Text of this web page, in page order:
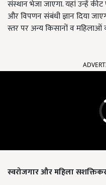
संस्थान भेजा जाएगा. यहां उन्हें
और विपणन संबंधी ज्ञान दिया
स्तर पर अन्य किसानों व महिलाओं
स्वरोजगार और महिला